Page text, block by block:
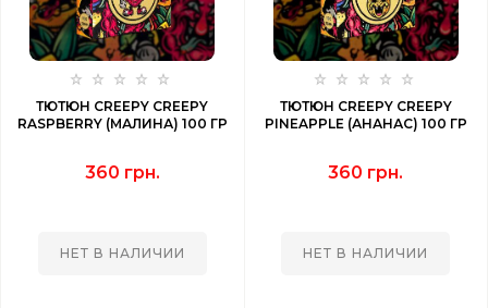
ТЮТЮН CREEPY CREEPY
RASPBERRY (МАЛИНА) 100 ГР
360 грн.
НЕТ В НАЛИЧИИ
ТЮТЮН CREEPY CREEPY
PINEAPPLE (АНАНАС) 100 ГР
360 грн.
НЕТ В НАЛИЧИИ